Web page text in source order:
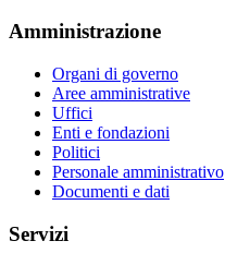
Amministrazione
Organi di governo
Aree amministrative
Uffici
Enti e fondazioni
Politici
Personale amministrativo
Documenti e dati
Servizi